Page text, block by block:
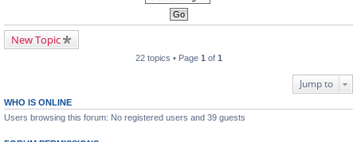
New Topic
22 topics • Page 1 of 1
Jump to
WHO IS ONLINE
Users browsing this forum: No registered users and 39 guests